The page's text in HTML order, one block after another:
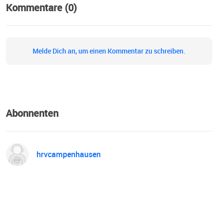
Kommentare (0)
Melde Dich an, um einen Kommentar zu schreiben.
Abonnenten
hrvcampenhausen